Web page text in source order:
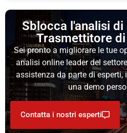
Sblocca l'analisi
Trasmettitore
Sei pronto a migliorare le tue
analisi online leader del
assistenza da parte di
una demo
Contatta i nostri esperti